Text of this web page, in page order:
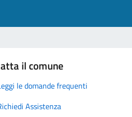
il comune
le domande frequenti
Assistenza